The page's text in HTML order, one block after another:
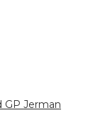
GP Jerman